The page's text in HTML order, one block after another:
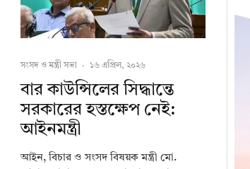
সংসদ ও মন্ত্রী সভা · ১৬ এপ্রিল, ২০২৬
বার কাউন্সিলের সিদ্ধান্তে
সরকারের হস্তক্ষেপ নেই:
আইনমন্ত্রী
আইন, বিচার ও সংসদ বিষয়ক মন্ত্রী মো.